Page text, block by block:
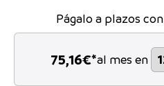
Págalo a plazos con
75,16€*al mes en